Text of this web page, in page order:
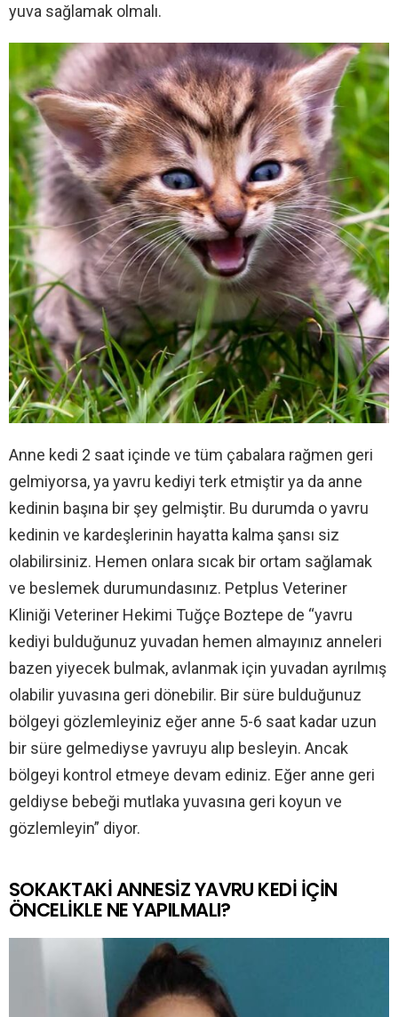
yuva sağlamak olmalı.
Anne kedi 2 saat içinde ve tüm çabalara rağmen geri
gelmiyorsa, ya yavru kediyi terk etmiştir ya da anne
kedinin başına bir şey gelmiştir. Bu durumda o yavru
kedinin ve kardeşlerinin hayatta kalma şansı siz
olabilirsiniz. Hemen onlara sıcak bir ortam sağlamak
ve beslemek durumundasınız. Petplus Veteriner
Kliniği Veteriner Hekimi Tuğçe Boztepe de “yavru
kediyi bulduğunuz yuvadan hemen almayınız anneleri
bazen yiyecek bulmak, avlanmak için yuvadan ayrılmış
olabilir yuvasına geri dönebilir. Bir süre bulduğunuz
bölgeyi gözlemleyiniz eğer anne 5-6 saat kadar uzun
bir süre gelmediyse yavruyu alıp besleyin. Ancak
bölgeyi kontrol etmeye devam ediniz. Eğer anne geri
geldiyse bebeği mutlaka yuvasına geri koyun ve
gözlemleyin” diyor.
SOKAKTAKİ ANNESİZ YAVRU KEDİ İÇİN
ÖNCELİKLE NE YAPILMALI?